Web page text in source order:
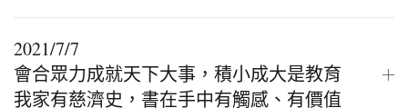
2021/7/7
會合眾力成就天下大事，積小成大是教育
我家有慈濟史，書在手中有觸感、有價值